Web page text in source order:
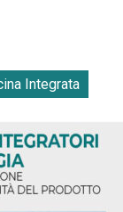
Integrata